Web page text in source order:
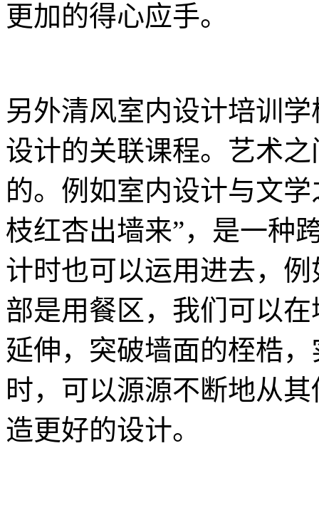
更加的得心应手。
另外清风室内设计培训
设计的关联课程。艺术
的。例如室内设计与文
枝红杏出墙来”，是一种
计时也可以运用进去，
部是用餐区，我们可以
延伸，突破墙面的桎梏
时，可以源源不断地从
造更好的设计。